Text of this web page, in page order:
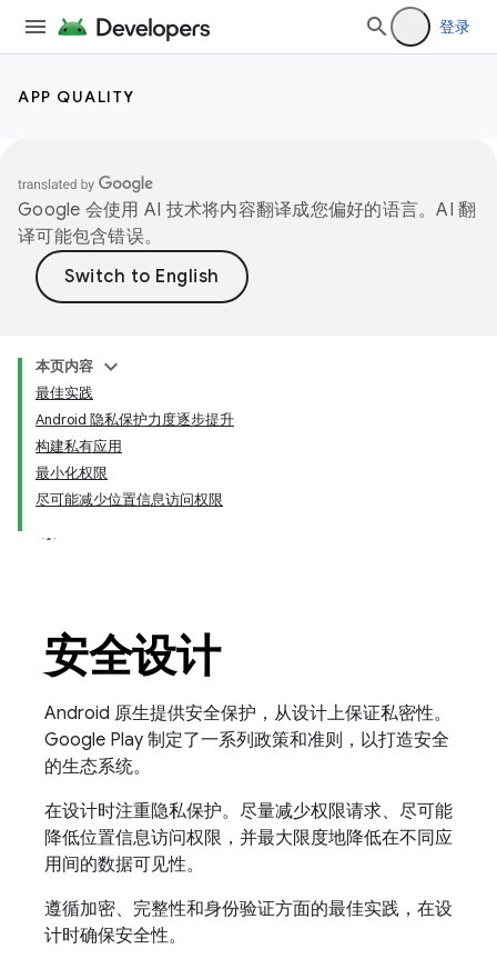
登录
APP QUALITY
Google 会使用 AI 技术将内容翻译成您偏好的语言。AI 翻
译可能包含错误。
本页内容
最佳实践
Android 隐私保护力度逐步提升
构建私有应用
最小化权限
尽可能减少位置信息访问权限
安全设计
Android 原生提供安全保护，从设计上保证私密性。
Google Play 制定了一系列政策和准则，以打造安全
的生态系统。
在设计时注重隐私保护。尽量减少权限请求、尽可能
降低位置信息访问权限，并最大限度地降低在不同应
用间的数据可见性。
遵循加密、完整性和身份验证方面的最佳实践，在设
计时确保安全性。